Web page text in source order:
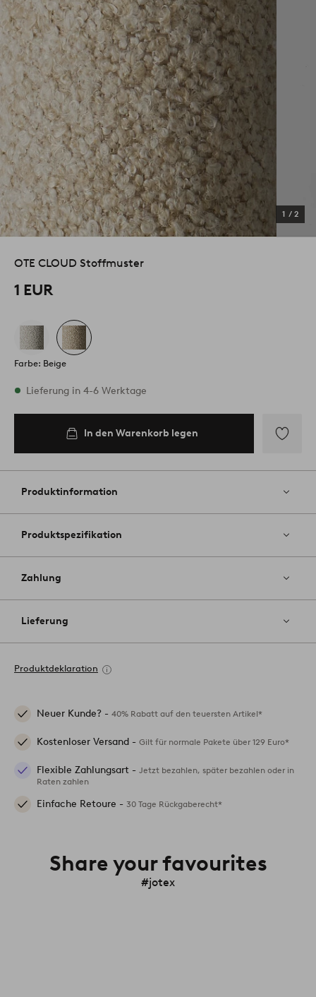
1 / 2
OTE CLOUD Stoffmuster
1 EUR
Farbe: Beige
Vorrätig
Lieferung in 4-6 Werktage
In den Warenkorb legen
Favoriten
Produktinformation
Produktspezifikation
Zahlung
Lieferung
Produktdeklaration
Neuer Kunde? - 40% Rabatt auf den teuersten Artikel*
Kostenloser Versand - Gilt für normale Pakete über 129 Euro*
Flexible Zahlungsart - Jetzt bezahlen, später bezahlen oder in
Raten zahlen
Einfache Retoure - 30 Tage Rückgaberecht*
Share your favourites
#jotex